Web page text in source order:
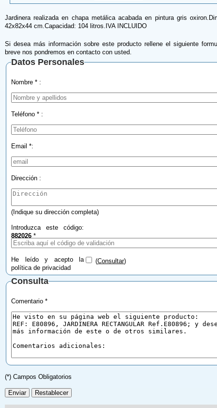
Jardinera realizada en chapa metálica acabada en pintura gris
42x82x44 cm.Capacidad: 104 litros.IVA INCLUIDO
Si desea más información sobre este producto rellene el siguiente
breve nos pondremos en contacto con usted.
Datos Personales
Nombre * :
Teléfono * :
Email *:
Dirección :
(Indique su dirección completa)
Introduzca este código:
882026 *
He leído y acepto la
política de privacidad
(Consultar)
Consulta
Comentario *
(*) Campos Obligatorios